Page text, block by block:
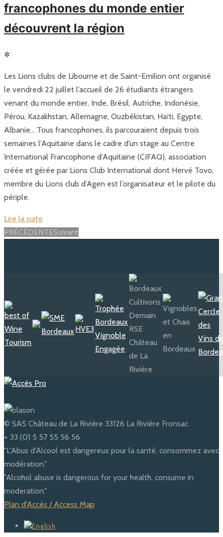
francophones du monde entier
découvrent la région
✻
Les Lions clubs de Libourne et de Saint-Emilion ont organisé
le vendredi 22 juillet l’accueil de 26 étudiants étrangers
venant du monde entier, Inde, Brésil, Autriche, Indonésie,
Pérou, Kazakhstan, Allemagne, Ouzbékistan, Haïti, Egypte,
Albanie… Tous francophones, ils parcouraient depuis trois
semaines l’Aquitaine dans le cadre d’un stage au Centre
International Francophone d’Aquitaine (CIFAQ), association
créée et gérée par Lions Club International dont Hervé Tovo,
membre du Lions club d’Agen est l’organisateur et le pilote du
périple.
Lire la suite
Posts
PRÉCÉDENTESuivant
© SAS Château de La Rivière 33126 La Rivière Fronsac
+ 33 (0) 5 57 55 56 56
"L'Abus d'Alcool est dangereux pour la santé, consommez avec
modération."
"Alcohol abuse is dangerous for your health, consume in
moderation."
Plan d'Accès / Access Map